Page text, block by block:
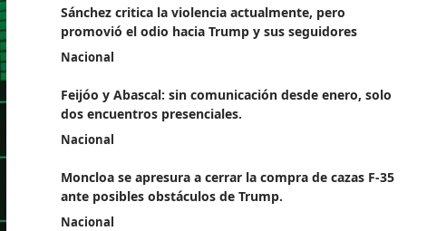
Sánchez critica la violencia actualmente, pero
promovió el odio hacia Trump y sus seguidores
Nacional
Feijóo y Abascal: sin comunicación desde enero, solo
dos encuentros presenciales.
Nacional
Moncloa se apresura a cerrar la compra de cazas F-35
ante posibles obstáculos de Trump.
Nacional